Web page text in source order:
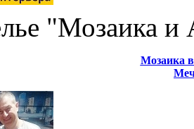
"Мозаика
Мозаика в